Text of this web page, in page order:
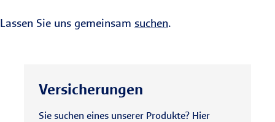
Lassen Sie uns gemeinsam suchen.
Versicherungen
Sie suchen eines unserer Produkte? Hier